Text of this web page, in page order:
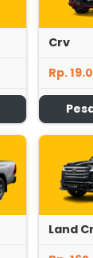
Crv
Rp.
Land